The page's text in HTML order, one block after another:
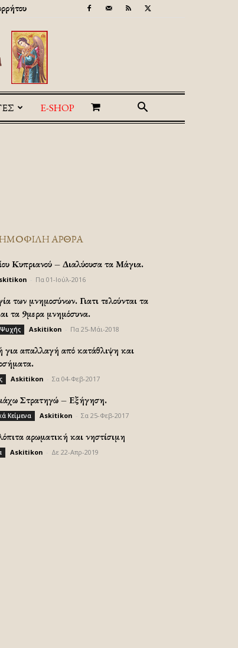
E-SHOP
ΑΡΘΡΑ
Κυπριανού – Διαλύουσα τα Μάγια.
Πα 01-Ιούλ-2016
των μνημοσύνων. Γιατι τελούνται τα
τα 9μερα μνημόσυνα.
Askitikon Πα 25-Μάι-2018
για απαλλαγή από κατάθλιψη και
Askitikon Σα 04-Φεβ-2017
Στρατηγώ – Εξήγηση.
Κείμενα Askitikon Σα 25-Φεβ-2017
αρωματική και νηστίσιμη
Askitikon Δε 22-Απρ-2019